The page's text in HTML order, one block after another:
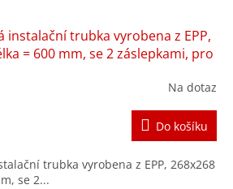
instalační trubka vyrobena z EPP,
= 600 mm, se 2 záslepkami, pro
Na dotaz
Do košíku
trubka vyrobena z EPP, 268x268
se 2...